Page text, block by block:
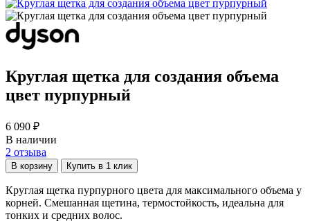
Круглая щетка для создания объема
цвет пурпурный
6 090 ₽
В наличии
2 отзыва
В корзину Купить в 1 клик
Круглая щетка пурпурного цвета для максимального объема у
корней. Смешанная щетина, термостойкость, идеальна для
тонких и средних волос.